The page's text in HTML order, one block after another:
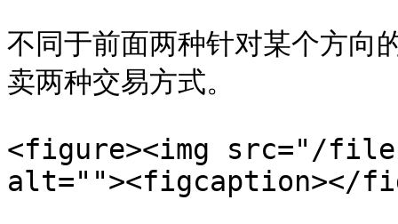
不同于前面两种针对某个方向
卖两种交易方式。
<figure><img src="/files/
alt=""><figcaption></